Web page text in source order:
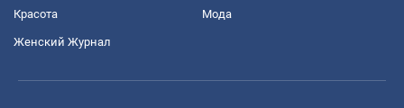
Красота Мода
Женский Журнал